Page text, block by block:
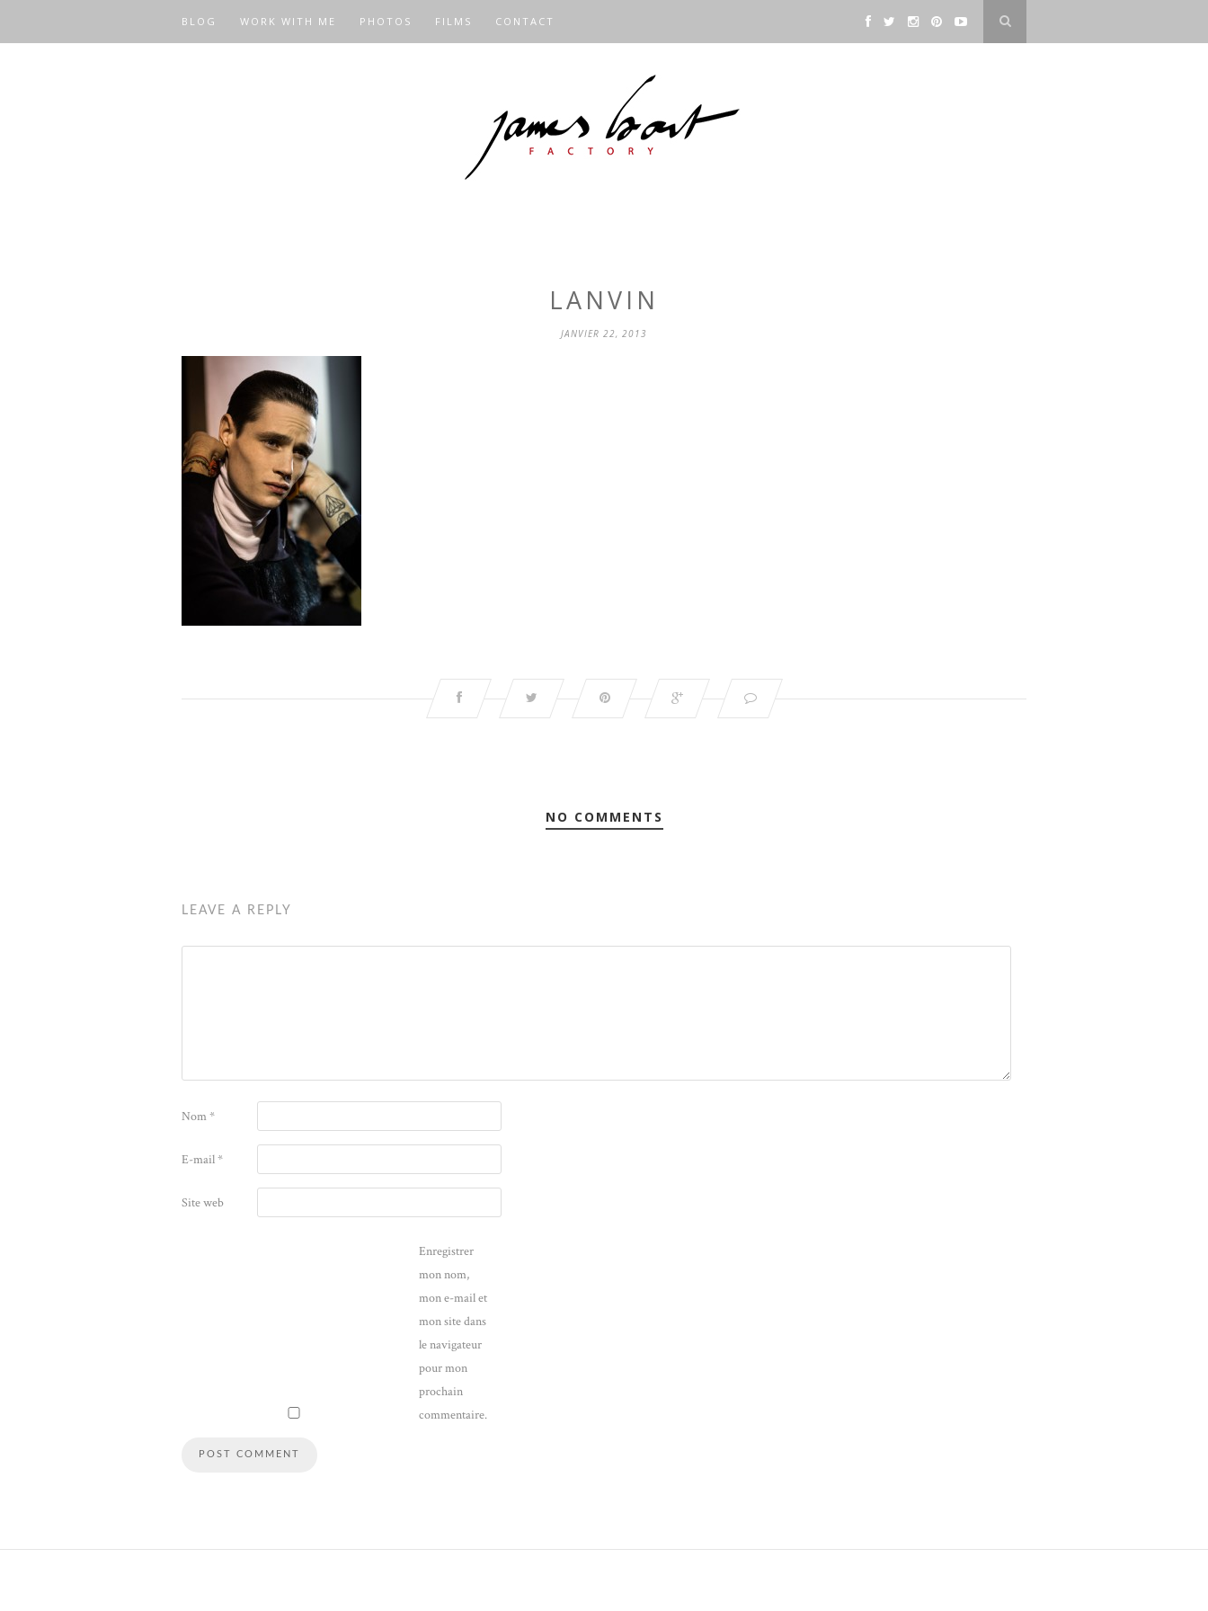
BLOG WORK WITH ME PHOTOS FILMS CONTACT
LANVIN
JANVIER 22, 2013
NO COMMENTS
LEAVE A REPLY
Nom*
E-mail*
Site web
Enregistrer
mon nom,
mon e-mail et
mon site dans
le navigateur
pour mon
prochain
commentaire.